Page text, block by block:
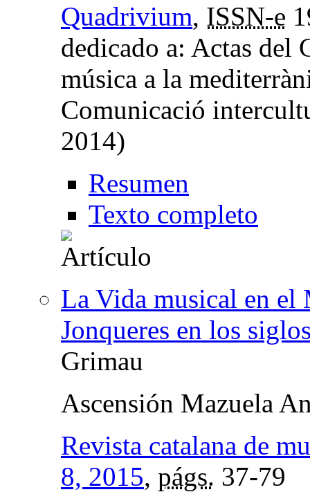
Quadrivium, ISSN-e
dedicado a: Actas del
música a la
Comunicació
2014)
Resumen
Texto completo
La Vida musical en el
Jonqueres en los
Grimau
Ascensión Mazuela
Revista catalana de
8, 2015, págs. 37-79